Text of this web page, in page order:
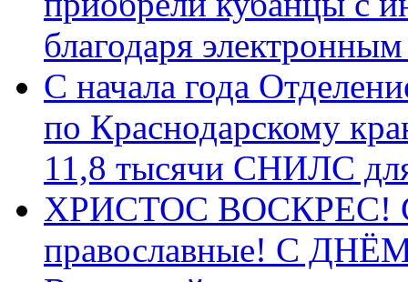
благодаря
С начала года
по Краснодарскому
11,8 тысячи СНИЛС
ХРИСТОС ВОСКРЕС! С
православные! C